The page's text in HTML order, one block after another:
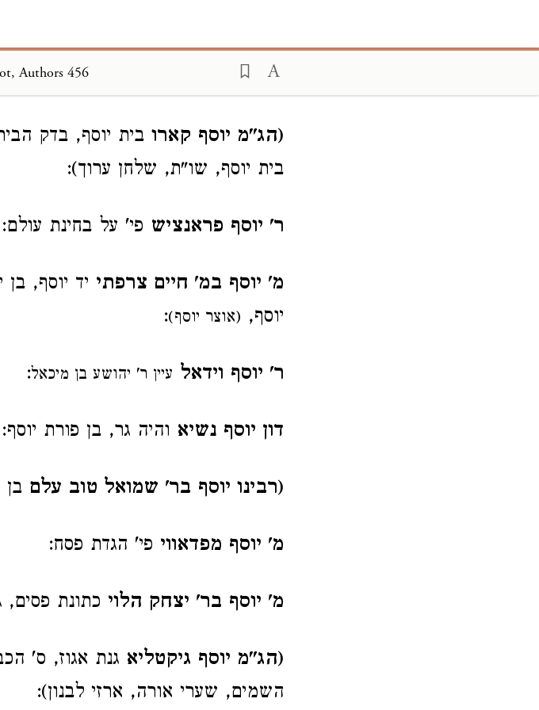
Authors 456
(הג"מ יוסף קארו בית יוסף, בדק
בית יוסף, שו"ת, שלחן ערוך):
ר' יוסף פראנציש פי' על בחינת עולם:
מ' יוסף במ' חיים צרפתי יד יוסף,
יוסף, (אוצר יוסף):
ר' יוסף וידאל עיין ר' יהושע בן מיכאל:
דון יוסף נשיא והיה גר, בן פורת יוסף:
(רבינו יוסף בר' שמואל טוב עלם
מ' יוסף מפדאווי פי' הגדת פסח:
מ' יוסף בר' יצחק הלוי כתונת
(הג"מ יוסף גיקטליא גנת אגוז, ס'
השמים, שערי אורה, ארזי לבנון):